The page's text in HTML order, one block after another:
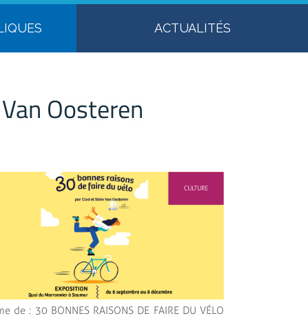
ACTUALITÉS
Oosteren
: 30 BONNES RAISONS DE FAIRE DU VÉLO